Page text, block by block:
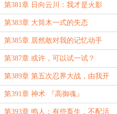
息
第381章 日向云川：我才是火影
（合章6k1）
第383章 大筒木一式的失态
第385章 居然敢对我的记忆动手
脚！
第387章 或许，可以试一试？
第389章 第五次忍界大战，由我开
启
第391章 神术·『高御魂』
第393章 鸣人：有些畜生，不配活